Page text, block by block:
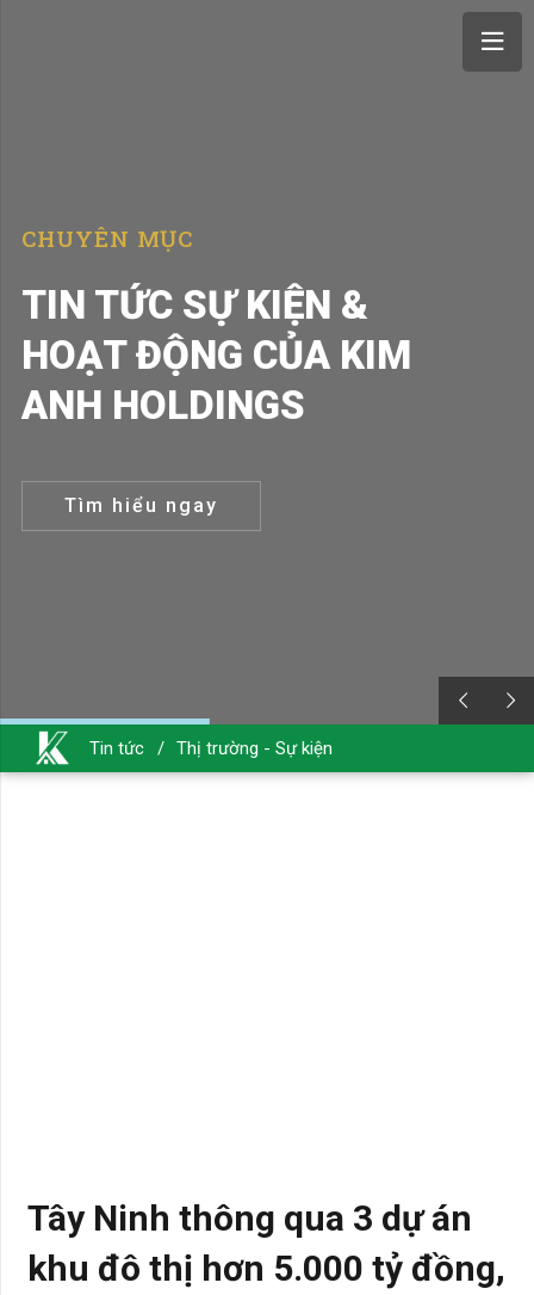
TIN TỨC SỰ KIỆN &
HOẠT ĐỘNG CỦA KIM
ANH HOLDINGS
CHUYÊN MỤC
Tìm hiểu ngay
Tin tức / Thị trường - Sự kiện
Tây Ninh thông qua 3 dự án
khu đô thị hơn 5.000 tỷ đồng,